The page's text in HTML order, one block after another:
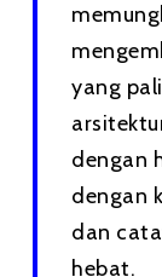
yang
dengan
dengan
dan
hebat.